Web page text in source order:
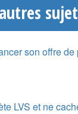
son offre
LVS et ne